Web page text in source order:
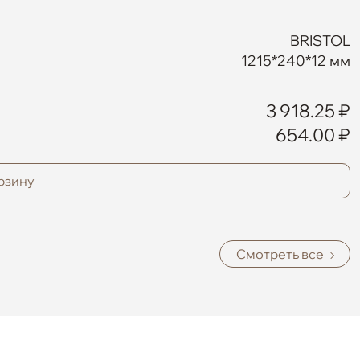
BRISTOL
1215*240*12 мм
3 918.25 ₽
654.00 ₽
Смотреть все